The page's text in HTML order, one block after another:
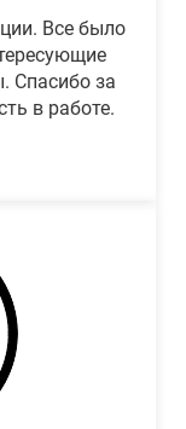
Все было
Спасибо за
в работе.